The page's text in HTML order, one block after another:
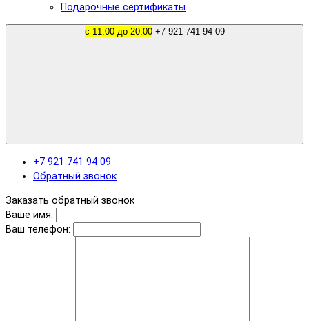
Подарочные сертификаты
с 11.00 до 20.00 +7 921 741 94 09
+7 921 741 94 09
Обратный звонок
Заказать обратный звонок
Ваше имя:
Ваш телефон: